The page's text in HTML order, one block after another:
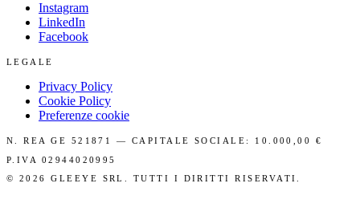
Instagram
LinkedIn
Facebook
LEGALE
Privacy Policy
Cookie Policy
Preferenze cookie
N. REA GE 521871 — CAPITALE SOCIALE: 10.000,00 €
P.IVA 02944020995
© 2026 GLEEYE SRL. TUTTI I DIRITTI RISERVATI.